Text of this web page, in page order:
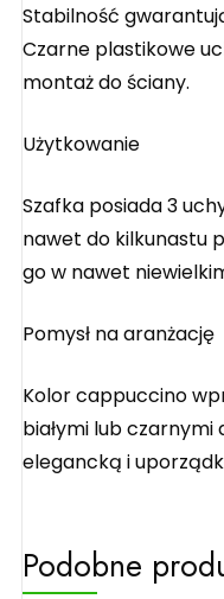
Stabilność
Czarne plastikowe
montaż do ściany.
Użytkowanie
Szafka posiada 3
nawet do kilkunastu
go w nawet
Pomysł na aranżację
Kolor cappuccino
białymi lub
elegancką i
Podobne